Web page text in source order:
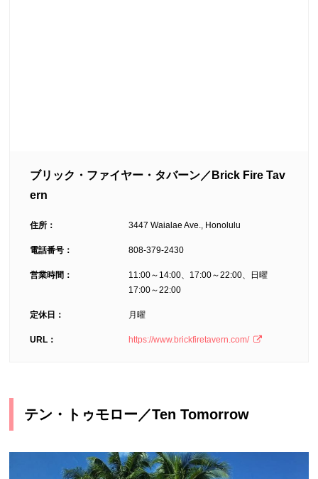
ブリック・ファイヤー・タバーン／Brick Fire Tav
ern
住所： 3447 Waialae Ave., Honolulu
電話番号： 808-379-2430
営業時間：
11:00～14:00、17:00～22:00、日曜
17:00～22:00
定休日： 月曜
URL： https://www.brickfiretavern.com/
テン・トゥモロー／Ten Tomorrow